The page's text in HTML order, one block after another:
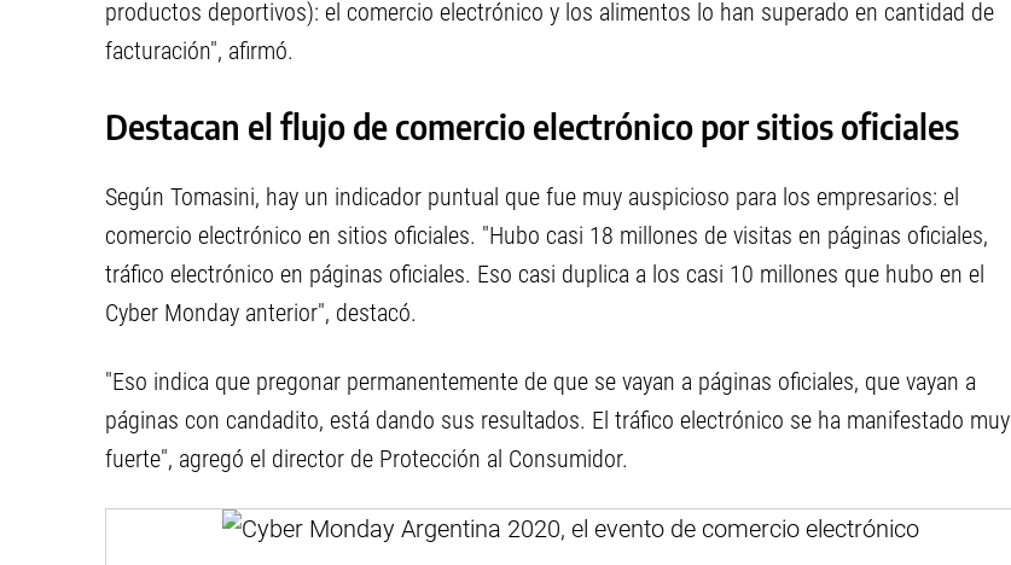
productos deportivos): el comercio electrónico y los alimentos lo han superado en cantidad de
facturación", afirmó.
Destacan el flujo de comercio electrónico por sitios oficiales
Según Tomasini, hay un indicador puntual que fue muy auspicioso para los empresarios: el
comercio electrónico en sitios oficiales. "Hubo casi 18 millones de visitas en páginas oficiales,
tráfico electrónico en páginas oficiales. Eso casi duplica a los casi 10 millones que hubo en el
Cyber Monday anterior", destacó.
"Eso indica que pregonar permanentemente de que se vayan a páginas oficiales, que vayan a
páginas con candadito, está dando sus resultados. El tráfico electrónico se ha manifestado muy
fuerte", agregó el director de Protección al Consumidor.